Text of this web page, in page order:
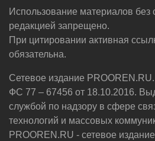
Использование материалов без
редакцией запрещено.
При цитировании активная
обязательна.
Сетевое издание
ФС 77 – 67456 от 18.10.2016.
службой по надзору в сфере
технологий и массовых
PROOREN.RU - сетевое